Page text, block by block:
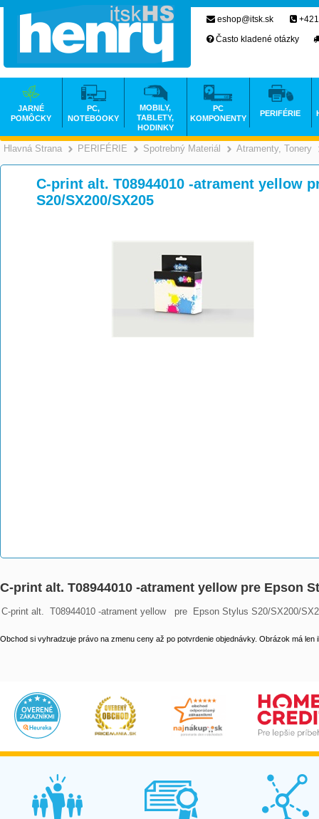
Hlavná Strana >
PERIFÉRIE >
Spotrebný Materiál >
Atramenty, Tonery
C-print alt. T08944010 -atrament yellow
S20/SX200/SX205
C-print alt. T08944010 -atrament yellow pre Epson
C-print alt.  T08944010 -atrament yellow   pre  Epson Stylus S20/SX200/
Obchod si vyhradzuje právo na zmenu ceny až po potvrdenie objednávky. Obrázok má len
eshop@itsk.sk
Často kladené otázky
JARNÉ
POMÔCKY
PC,
NOTEBOOKY
MOBILY,
TABLETY,
HODINKY
PC
KOMPONENTY
PERIFÉRIE